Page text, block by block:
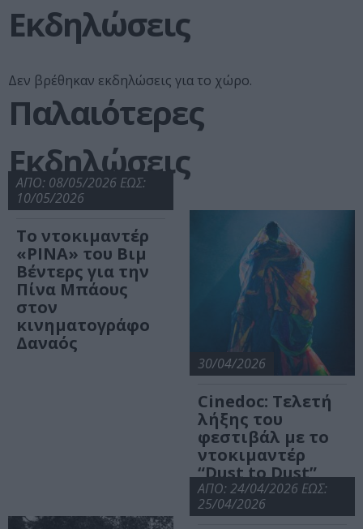
Εκδηλώσεις
Δεν βρέθηκαν εκδηλώσεις για το χώρο.
Παλαιότερες
Εκδηλώσεις
ΑΠΟ: 08/05/2026 ΕΩΣ:
10/05/2026
Το ντοκιμαντέρ
«PINA» του Βιμ
Βέντερς για την
Πίνα Μπάους
στον
κινηματογράφο
Δαναός
30/04/2026
Cinedoc: Τελετή
λήξης του
φεστιβάλ με το
ντοκιμαντέρ
“Dust to Dust”
στον Δαναό
ΑΠΟ: 24/04/2026 ΕΩΣ:
25/04/2026